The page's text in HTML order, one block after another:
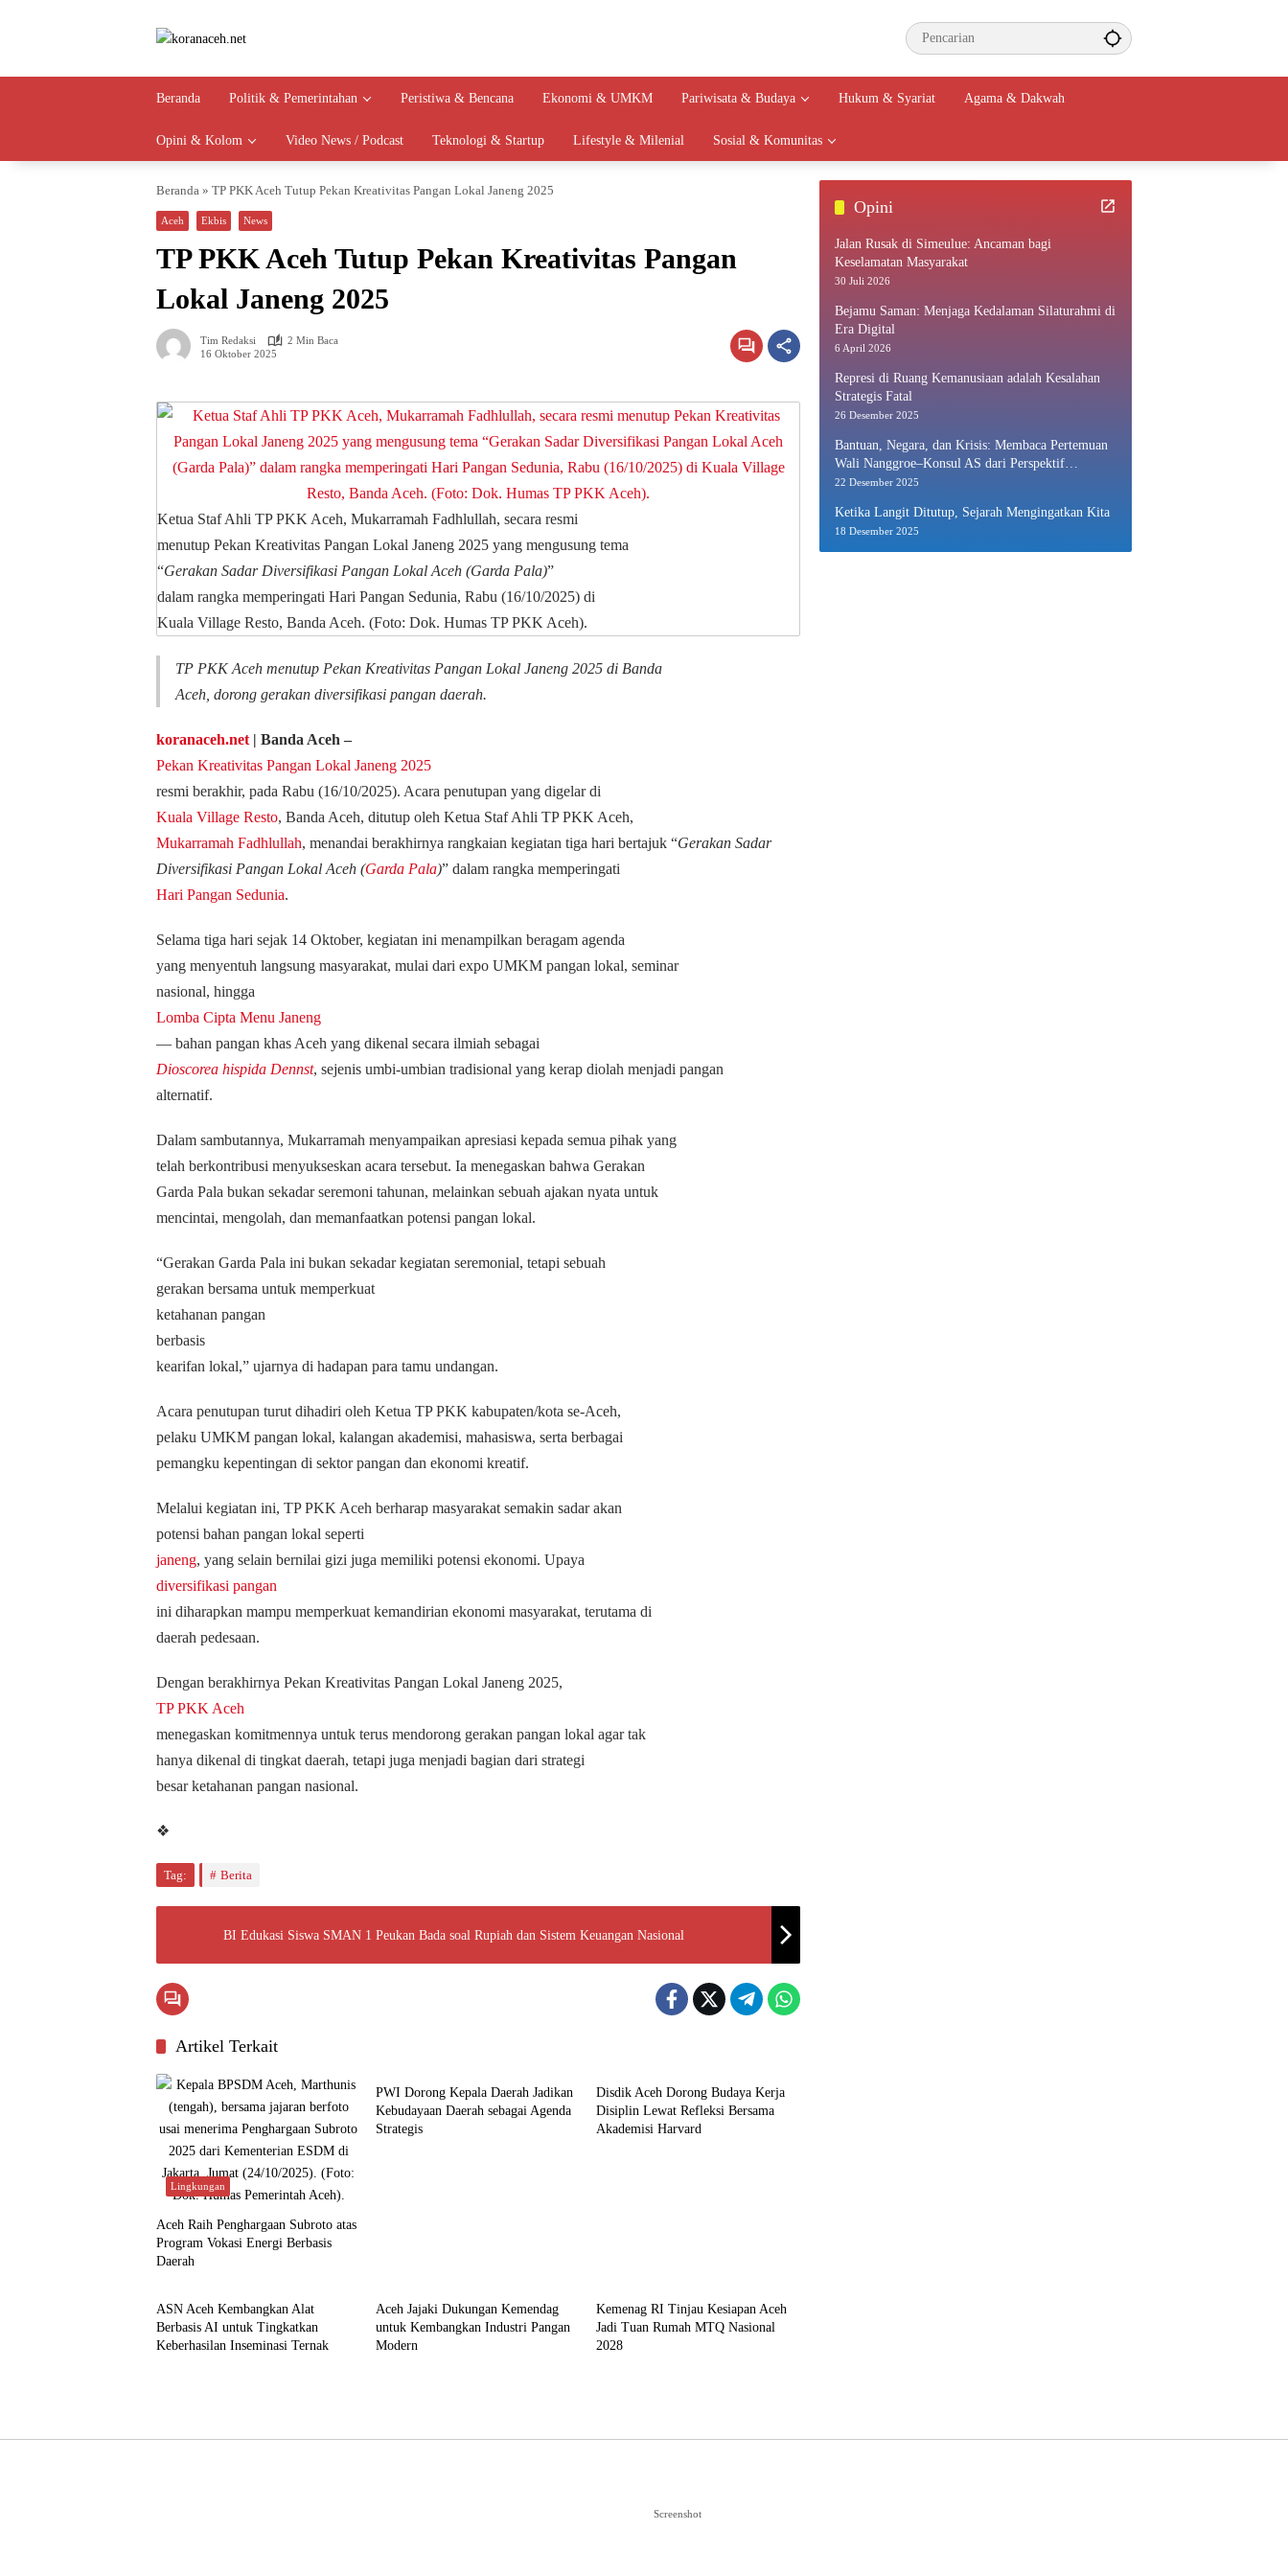
Beranda Politik & Pemerintahan Peristiwa & Bencana Ekonomi & UMKM Pariwisata & Budaya Hukum & Syariat Agama & Dakwah
Opini & Kolom Video News / Podcast Teknologi & Startup Lifestyle & Milenial Sosial & Komunitas
Beranda » TP PKK Aceh Tutup Pekan Kreativitas Pangan Lokal Janeng 2025
Aceh Ekbis News
TP PKK Aceh Tutup Pekan Kreativitas Pangan
Lokal Janeng 2025
Tim Redaksi
2 Min Baca
16 Oktober 2025
Ketua Staf Ahli TP PKK Aceh, Mukarramah Fadhlullah, secara resmi
menutup Pekan Kreativitas Pangan Lokal Janeng 2025 yang mengusung tema
“Gerakan Sadar Diversifikasi Pangan Lokal Aceh (Garda Pala)”
dalam rangka memperingati Hari Pangan Sedunia, Rabu (16/10/2025) di
Kuala Village Resto, Banda Aceh. (Foto: Dok. Humas TP PKK Aceh).
TP PKK Aceh menutup Pekan Kreativitas Pangan Lokal Janeng 2025 di Banda
Aceh, dorong gerakan diversifikasi pangan daerah.
koranaceh.net | Banda Aceh –
Pekan Kreativitas Pangan Lokal Janeng 2025
resmi berakhir, pada Rabu (16/10/2025). Acara penutupan yang digelar di
Kuala Village Resto, Banda Aceh, ditutup oleh Ketua Staf Ahli TP PKK Aceh,
Mukarramah Fadhlullah, menandai berakhirnya rangkaian kegiatan tiga hari bertajuk “Gerakan Sadar
Diversifikasi Pangan Lokal Aceh (Garda Pala)” dalam rangka memperingati
Hari Pangan Sedunia.
Selama tiga hari sejak 14 Oktober, kegiatan ini menampilkan beragam agenda
yang menyentuh langsung masyarakat, mulai dari expo UMKM pangan lokal, seminar
nasional, hingga
Lomba Cipta Menu Janeng
— bahan pangan khas Aceh yang dikenal secara ilmiah sebagai
Dioscorea hispida Dennst, sejenis umbi-umbian tradisional yang kerap diolah menjadi pangan
alternatif.
Dalam sambutannya, Mukarramah menyampaikan apresiasi kepada semua pihak yang
telah berkontribusi menyukseskan acara tersebut. Ia menegaskan bahwa Gerakan
Garda Pala bukan sekadar seremoni tahunan, melainkan sebuah ajakan nyata untuk
mencintai, mengolah, dan memanfaatkan potensi pangan lokal.
“Gerakan Garda Pala ini bukan sekadar kegiatan seremonial, tetapi sebuah
gerakan bersama untuk memperkuat
ketahanan pangan
berbasis
kearifan lokal,” ujarnya di hadapan para tamu undangan.
Acara penutupan turut dihadiri oleh Ketua TP PKK kabupaten/kota se-Aceh,
pelaku UMKM pangan lokal, kalangan akademisi, mahasiswa, serta berbagai
pemangku kepentingan di sektor pangan dan ekonomi kreatif.
Melalui kegiatan ini, TP PKK Aceh berharap masyarakat semakin sadar akan
potensi bahan pangan lokal seperti
janeng, yang selain bernilai gizi juga memiliki potensi ekonomi. Upaya
diversifikasi pangan
ini diharapkan mampu memperkuat kemandirian ekonomi masyarakat, terutama di
daerah pedesaan.
Dengan berakhirnya Pekan Kreativitas Pangan Lokal Janeng 2025,
TP PKK Aceh
menegaskan komitmennya untuk terus mendorong gerakan pangan lokal agar tak
hanya dikenal di tingkat daerah, tetapi juga menjadi bagian dari strategi
besar ketahanan pangan nasional.
❖
Tag: Berita
BI Edukasi Siswa SMAN 1 Peukan Bada soal Rupiah dan Sistem Keuangan Nasional
Artikel Terkait
Lingkungan
Aceh Raih Penghargaan Subroto atas
Program Vokasi Energi Berbasis
Daerah
PWI Dorong Kepala Daerah Jadikan
Kebudayaan Daerah sebagai Agenda
Strategis
Disdik Aceh Dorong Budaya Kerja
Disiplin Lewat Refleksi Bersama
Akademisi Harvard
ASN Aceh Kembangkan Alat
Berbasis AI untuk Tingkatkan
Keberhasilan Inseminasi Ternak
Aceh Jajaki Dukungan Kemendag
untuk Kembangkan Industri Pangan
Modern
Kemenag RI Tinjau Kesiapan Aceh
Jadi Tuan Rumah MTQ Nasional
2028
Opini
Jalan Rusak di Simeulue: Ancaman bagi
Keselamatan Masyarakat
30 Juli 2026
Bejamu Saman: Menjaga Kedalaman Silaturahmi di
Era Digital
6 April 2026
Represi di Ruang Kemanusiaan adalah Kesalahan
Strategis Fatal
26 Desember 2025
Bantuan, Negara, dan Krisis: Membaca Pertemuan
Wali Nanggroe–Konsul AS dari Perspektif
Ekonomi Politik
22 Desember 2025
Ketika Langit Ditutup, Sejarah Mengingatkan Kita
18 Desember 2025
Screenshot